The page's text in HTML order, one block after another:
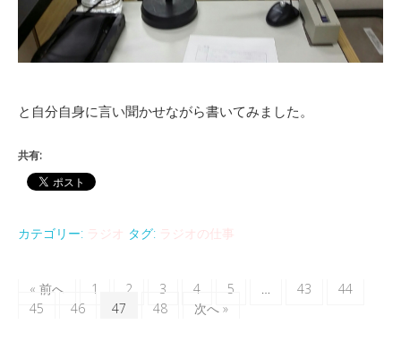
と自分自身に言い聞かせながら書いてみました。
共有:
カテゴリー: ラジオ タグ: ラジオの仕事
« 前へ 1 2 3 4 5 43
44
45
46 47 48 次へ »